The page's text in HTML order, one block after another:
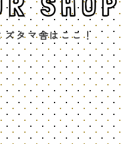
ズタマ舎はここ！